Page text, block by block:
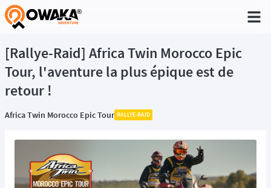
®
[Rallye-Raid] Africa Twin Morocco Epic
Tour, l'aventure la plus épique est de
retour !
Africa Twin Morocco Epic Tour RALLYE-RAID